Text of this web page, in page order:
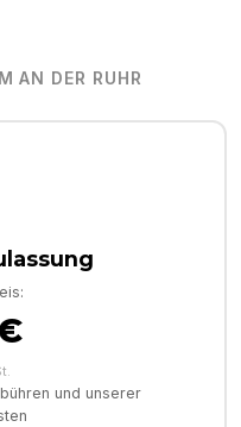
AN DER RUHR
und unserer